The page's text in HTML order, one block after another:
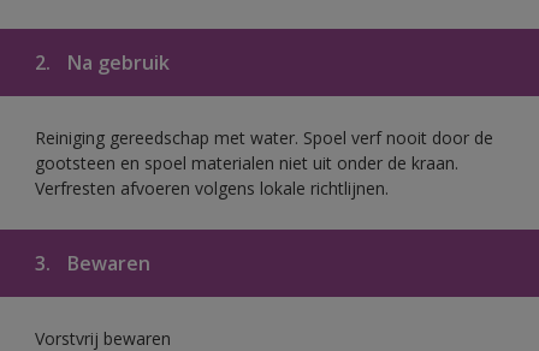
2. Na gebruik
Reiniging gereedschap met water. Spoel verf nooit door de
gootsteen en spoel materialen niet uit onder de kraan.
Verfresten afvoeren volgens lokale richtlijnen.
3. Bewaren
Vorstvrij bewaren